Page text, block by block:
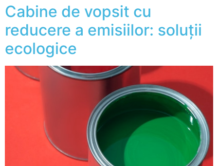
Cabine de vopsit cu
reducere a emisiilor: soluții
ecologice